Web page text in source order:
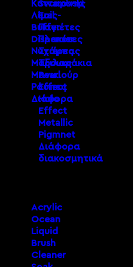
Κυτταρίνης
Λίμες-
Buffer
Dispenser
Νυχιέρες
Μαξιλαράκια
Μανικιούρ
Ράσπες
Διάφορα
Swarovski
Foil
Παγιέτες
Πλακέτες
Στάμπας
Τρουκς
Pearl
Effect
Holo
Effect
Metallic
Pigmnet
Διάφορα
διακοσμητικά
Acrylic
Ocean
Liquid
Brush
Cleaner